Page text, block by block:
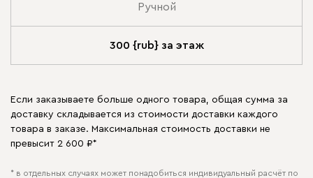
Ручной
300 {rub} за этаж
Если заказываете больше одного товара, общая сумма за
доставку складывается из стоимости доставки каждого
товара в заказе. Максимальная стоимость доставки не
превысит 2 600 ₽*
* в отдельных случаях может понадобиться индивидуальный расчёт по